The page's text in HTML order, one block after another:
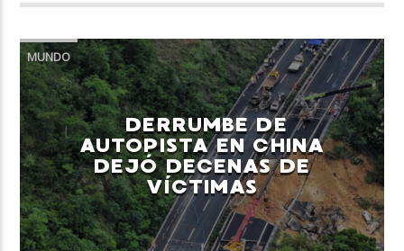
MUNDO
DERRUMBE DE
AUTOPISTA EN CHINA
DEJÓ DECENAS DE
VÍCTIMAS